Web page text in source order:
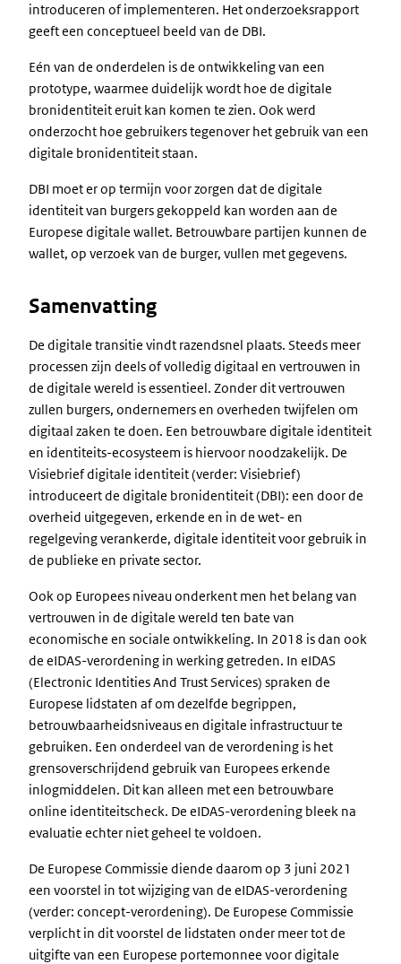
introduceren of implementeren. Het onderzoeksrapport
geeft een conceptueel beeld van de DBI.
Eén van de onderdelen is de ontwikkeling van een
prototype, waarmee duidelijk wordt hoe de digitale
bronidentiteit eruit kan komen te zien. Ook werd
onderzocht hoe gebruikers tegenover het gebruik van een
digitale bronidentiteit staan.
DBI moet er op termijn voor zorgen dat de digitale
identiteit van burgers gekoppeld kan worden aan de
Europese digitale wallet. Betrouwbare partijen kunnen de
wallet, op verzoek van de burger, vullen met gegevens.
Samenvatting
De digitale transitie vindt razendsnel plaats. Steeds meer
processen zijn deels of volledig digitaal en vertrouwen in
de digitale wereld is essentieel. Zonder dit vertrouwen
zullen burgers, ondernemers en overheden twijfelen om
digitaal zaken te doen. Een betrouwbare digitale identiteit
en identiteits-ecosysteem is hiervoor noodzakelijk. De
Visiebrief digitale identiteit (verder: Visiebrief)
introduceert de digitale bronidentiteit (DBI): een door de
overheid uitgegeven, erkende en in de wet- en
regelgeving verankerde, digitale identiteit voor gebruik in
de publieke en private sector.
Ook op Europees niveau onderkent men het belang van
vertrouwen in de digitale wereld ten bate van
economische en sociale ontwikkeling. In 2018 is dan ook
de eIDAS-verordening in werking getreden. In eIDAS
(Electronic Identities And Trust Services) spraken de
Europese lidstaten af om dezelfde begrippen,
betrouwbaarheidsniveaus en digitale infrastructuur te
gebruiken. Een onderdeel van de verordening is het
grensoverschrijdend gebruik van Europees erkende
inlogmiddelen. Dit kan alleen met een betrouwbare
online identiteitscheck. De eIDAS-verordening bleek na
evaluatie echter niet geheel te voldoen.
De Europese Commissie diende daarom op 3 juni 2021
een voorstel in tot wijziging van de eIDAS-verordening
(verder: concept-verordening). De Europese Commissie
verplicht in dit voorstel de lidstaten onder meer tot de
uitgifte van een Europese portemonnee voor digitale